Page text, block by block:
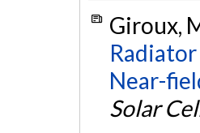
Giroux,
Near-
Solar